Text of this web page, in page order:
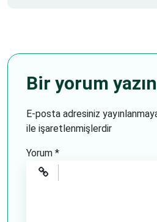
Bir yorum yazın
E-posta adresiniz
ile işaretlenmişlerdir
Yorum *